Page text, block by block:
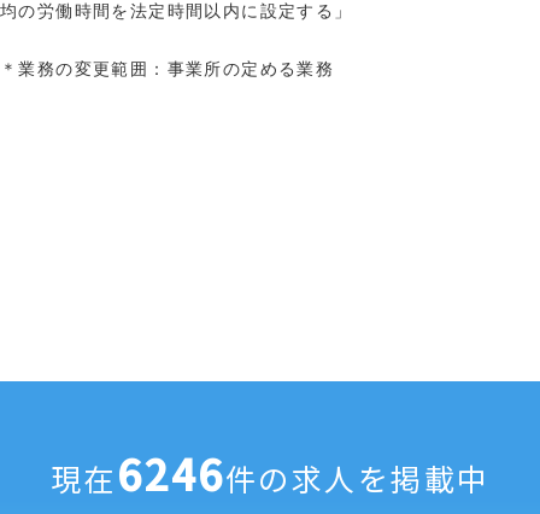
均の労働時間を法定時間以内に設定する」
＊業務の変更範囲：事業所の定める業務
現在6246件の求人を掲載中